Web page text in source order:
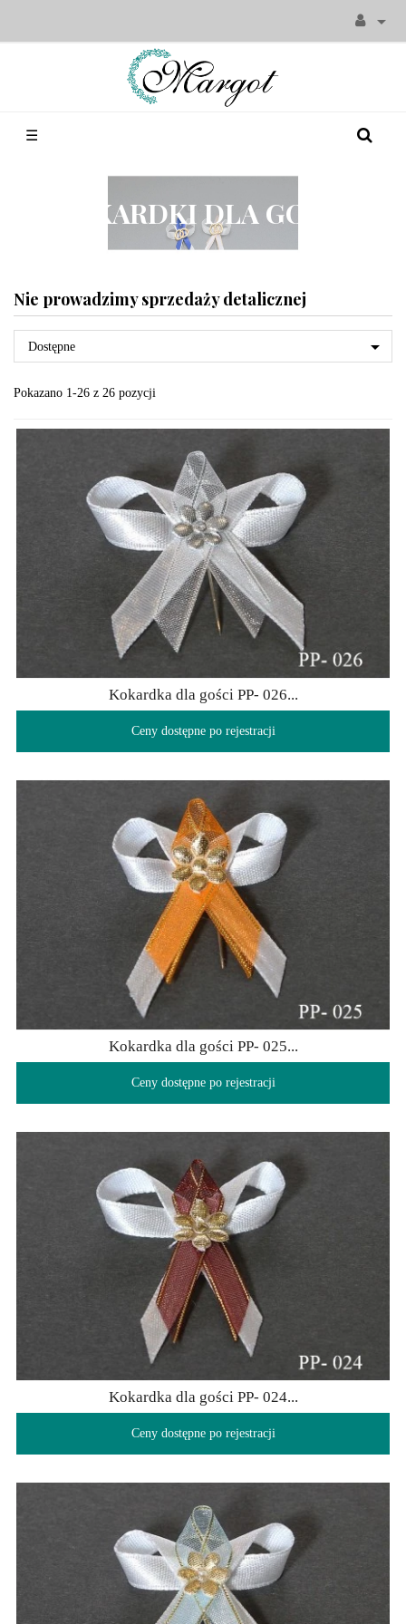

Toggle
☰
KOKARDKI DLA GOŚCI
Nie prowadzimy sprzedaży detalicznej
Dostępne 
Pokazano 1-26 z 26 pozycji
Kokardka dla gości PP- 026...
Ceny dostępne po rejestracji
Kokardka dla gości PP- 025...
Ceny dostępne po rejestracji
Kokardka dla gości PP- 024...
Ceny dostępne po rejestracji